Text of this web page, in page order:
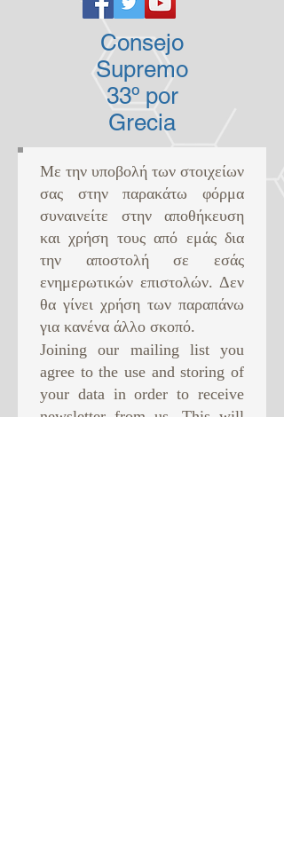
Consejo
Supremo
33º por
Grecia
Με την υποβολή των στοιχείων
σας στην παρακάτω φόρμα
συναινείτε στην αποθήκευση
και χρήση τους από εμάς δια
την αποστολή σε εσάς
ενημερωτικών επιστολών. Δεν
θα γίνει χρήση των παραπάνω
για κανένα άλλο σκοπό. ​
Joining our mailing list you
agree to the use and storing of
your data in order to receive
newsletter from us. This will